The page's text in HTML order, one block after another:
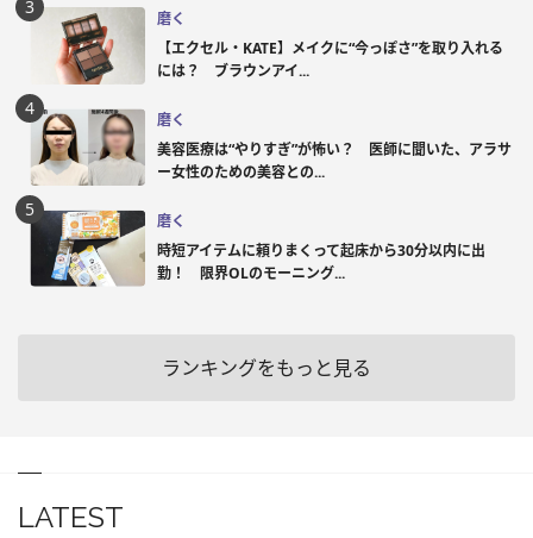
磨く
【エクセル・KATE】メイクに“今っぽさ”を取り入れる
には？ ブラウンアイ...
磨く
美容医療は“やりすぎ”が怖い？ 医師に聞いた、アラサ
ー女性のための美容との...
磨く
時短アイテムに頼りまくって起床から30分以内に出
勤！ 限界OLのモーニング...
ランキングをもっと見る
LATEST